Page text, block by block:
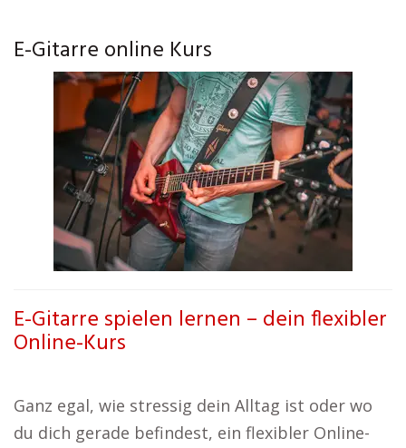
E-Gitarre online Kurs
E-Gitarre spielen lernen – dein flexibler
Online-Kurs
Ganz egal, wie stressig dein Alltag ist oder wo
du dich gerade befindest, ein flexibler Online-